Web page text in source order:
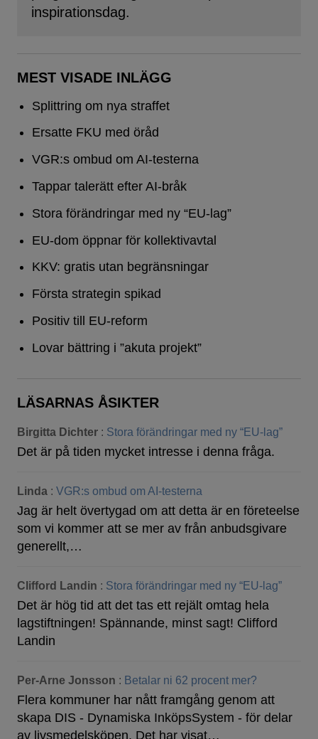
inspirationsdag.
MEST VISADE INLÄGG
Splittring om nya straffet
Ersatte FKU med öråd
VGR:s ombud om AI-testerna
Tappar talerätt efter AI-bråk
Stora förändringar med ny “EU-lag”
EU-dom öppnar för kollektivavtal
KKV: gratis utan begränsningar
Första strategin spikad
Positiv till EU-reform
Lovar bättring i ”akuta projekt”
LÄSARNAS ÅSIKTER
Birgitta Dichter : Stora förändringar med ny “EU-lag”
Det är på tiden mycket intresse i denna fråga.
Linda : VGR:s ombud om AI-testerna
Jag är helt övertygad om att detta är en företeelse
som vi kommer att se mer av från anbudsgivare
generellt,…
Clifford Landin : Stora förändringar med ny “EU-lag”
Det är hög tid att det tas ett rejält omtag hela
lagstiftningen! Spännande, minst sagt! Clifford
Landin
Per-Arne Jonsson : Betalar ni 62 procent mer?
Flera kommuner har nått framgång genom att
skapa DIS - Dynamiska InköpsSystem - för delar
av livsmedelsköpen. Det har visat…